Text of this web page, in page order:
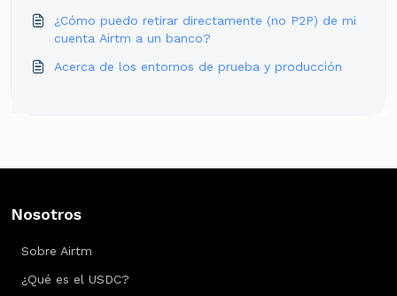
¿Cómo puedo retirar directamente (no P2P) de mi
cuenta Airtm a un banco?
Acerca de los entornos de prueba y producción
Nosotros
Sobre Airtm
¿Qué es el USDC?